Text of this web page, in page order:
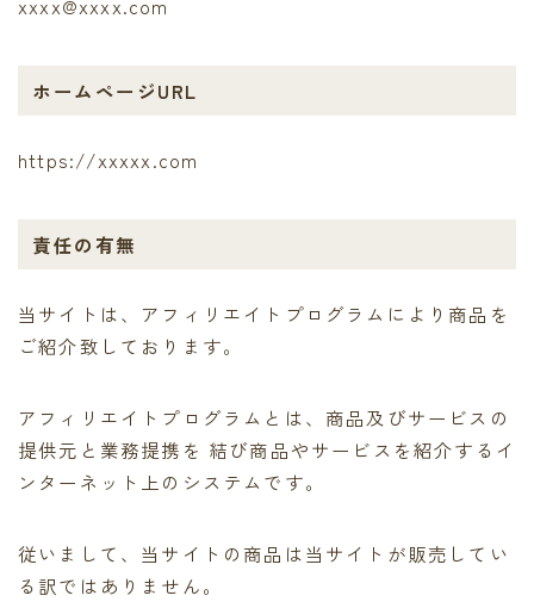
xxxx@xxxx.com
ホームページURL
https://xxxxx.com
責任の有無
当サイトは、アフィリエイトプログラムにより商品を
ご紹介致しております。
アフィリエイトプログラムとは、商品及びサービスの
提供元と業務提携を 結び商品やサービスを紹介するイ
ンターネット上のシステムです。
従いまして、当サイトの商品は当サイトが販売してい
る訳ではありません。